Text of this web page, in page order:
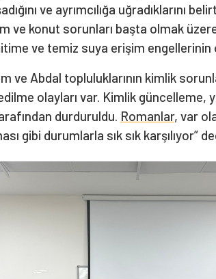
ve ayrımcılığa uğradıklarını
ve konut sorunları başta olmak
ve temiz suya erişim engellerinin
ve Abdal topluluklarının kimlik
edilme olayları var. Kimlik
durduruldu. Romanlar, var
gibi durumlarla sık sık karşılıyor”